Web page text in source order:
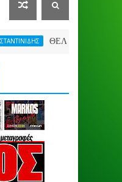
ΘΕΛΕΙ FORMAT O ΑΡΗΣ